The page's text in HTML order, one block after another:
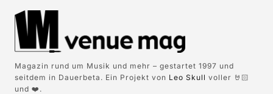
Magazin rund um Musik und mehr – gestartet 1997 und
seitdem in Dauerbeta. Ein Projekt von Leo Skull voller 🤘🏻
und ❤️.